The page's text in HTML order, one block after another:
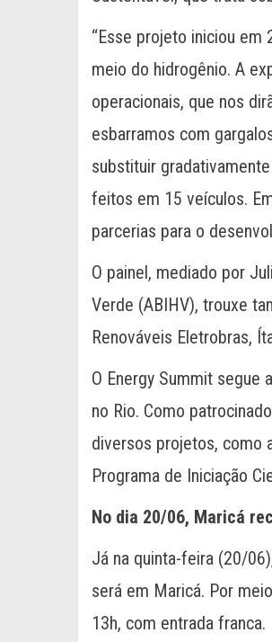
“Esse projeto iniciou
meio do hidrogênio. A
operacionais, que nos
esbarramos com
substituir
feitos em 15 veículos.
parcerias para o
O painel, mediado por
Verde (ABIHV), trouxe
Renováveis Eletrobras,
O Energy Summit segue
no Rio. Como
diversos projetos, como
Programa de Iniciação
No dia 20/06, Maricá
Já na quinta-feira (20/
será em Maricá. Por
13h, com entrada franca.